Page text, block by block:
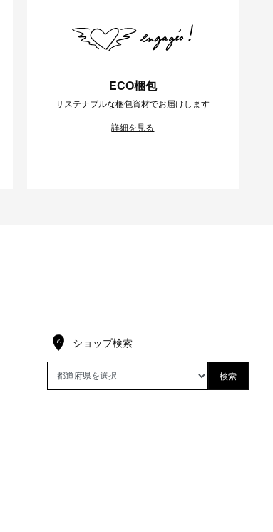
ECO梱包
サステナブルな梱包資材でお届けします
詳細を見る
ショップ検索
検索